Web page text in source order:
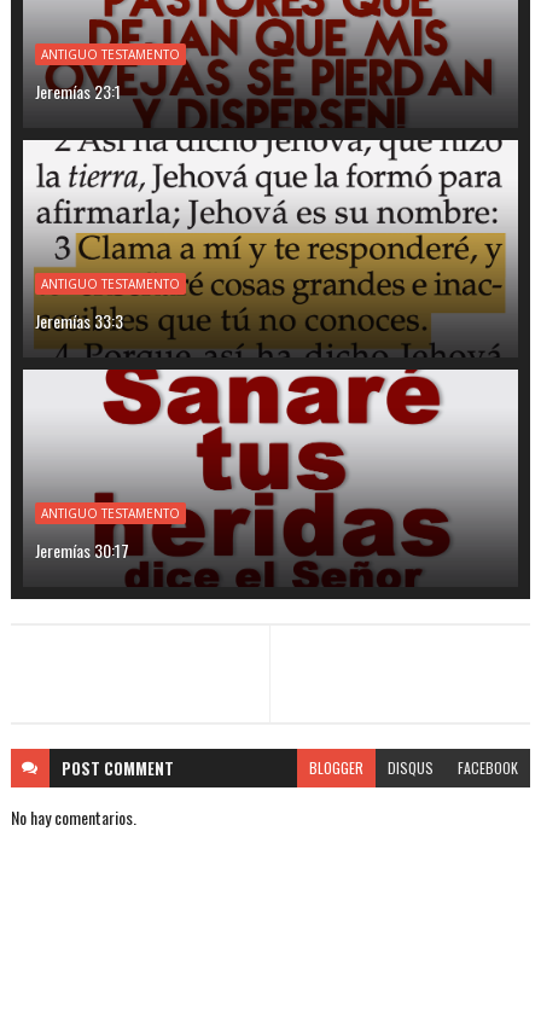
ANTIGUO TESTAMENTO
Jeremías 23:1
ANTIGUO TESTAMENTO
Jeremías 33:3
ANTIGUO TESTAMENTO
Jeremías 30:17
POST COMMENT BLOGGER DISQUS FACEBOOK
No hay comentarios.